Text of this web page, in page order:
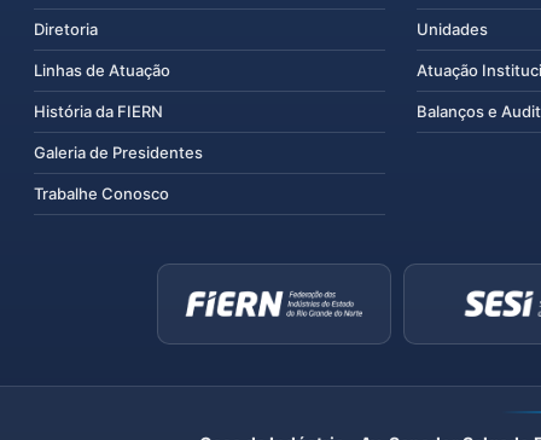
Diretoria
Linhas de Atuação
História da FIERN
Galeria de Presidentes
Trabalhe Conosco
Unidades
Atuação
Balanços e